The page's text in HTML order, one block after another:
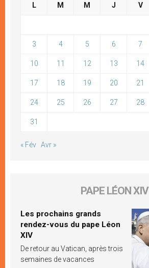
L M M J V
3 4 5 6 7
10 11 12 13 14
17 18 19 20 21
24 25 26 27 28
31
« Fév Avr »
PAPE LÉON XIV
Les prochains grands
rendez-vous du pape Léon
XIV
De retour au Vatican, après trois
semaines de vacances